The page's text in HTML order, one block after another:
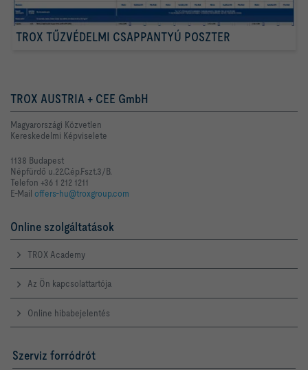
TROX TŰZVÉDELMI CSAPPANTYÚ POSZTER
TROX AUSTRIA + CEE GmbH
Magyarországi Közvetlen
Kereskedelmi Képviselete
1138 Budapest
Népfürdő u.22.C.ép.Fszt.3/B.
Telefon +36 1 212 1211
E-Mail offers-hu@troxgroup.com
Online szolgáltatások
TROX Academy
Az Ön kapcsolattartója
Online hibabejelentés
Szerviz forródrót